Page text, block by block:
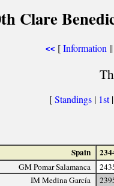
Clare
<< [Information
[Standings | 1st
Spain
GM Pomar Salamanca
IM Medina García